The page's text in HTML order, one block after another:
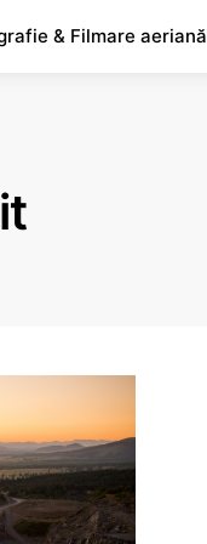
& Filmare aeriană